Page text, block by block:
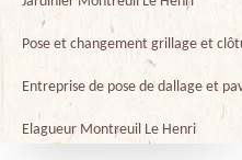
Pose et changement grillage et
Entreprise de pose de dallage et
Elagueur Montreuil Le Henri